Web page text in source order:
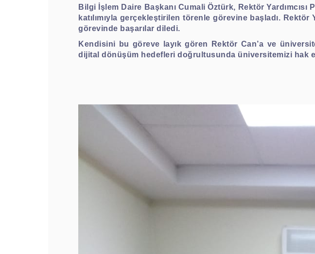
Bilgi İşlem Daire Başkanı Cumali Öztürk, Rektör
katılımıyla gerçekleştirilen törenle görevine başladı.
görevinde başarılar diledi.
Kendisini bu göreve layık gören Rektör Can’a ve
dijital dönüşüm hedefleri doğrultusunda üniversitemizi hak